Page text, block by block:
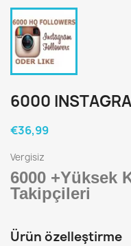
6000
€36,99
Vergisiz
6000 +Yüksek
Takipçileri
Ürün özelleştirme